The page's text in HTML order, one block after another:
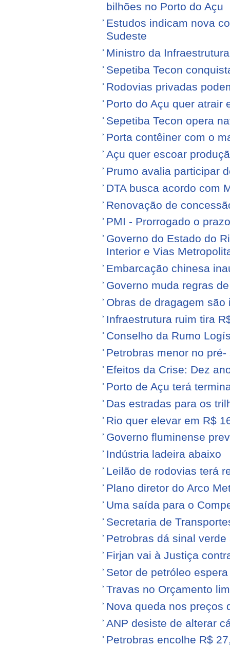
bilhões no Porto do Açu
Estudos indicam nova
Sudeste
Ministro da
Sepetiba Tecon
Rodovias privadas
Porto do Açu quer atrair
Sepetiba Tecon opera
Porta contêiner com o
Açu quer escoar
Prumo avalia participar
DTA busca acordo com
Renovação de
PMI - Prorrogado o
Governo do Estado do
Interior e Vias
Embarcação chinesa
Governo muda regras
Obras de dragagem
Infraestrutura ruim tira
Conselho da Rumo
Petrobras menor no pré-
Efeitos da Crise: Dez
Porto de Açu terá
Das estradas para os
Rio quer elevar em R$
Governo fluminense
Indústria ladeira abaixo
Leilão de rodovias terá
Plano diretor do Arco
Uma saída para o
Secretaria de
Petrobras dá sinal
Firjan vai à Justiça
Setor de petróleo
Travas no Orçamento
Nova queda nos preços
ANP desiste de alterar
Petrobras encolhe R$